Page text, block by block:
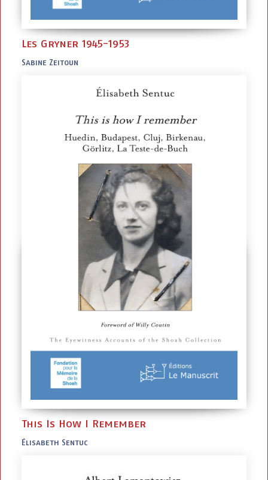
Les Gryner 1945-1953
Sabine Zeitoun
This Is How I Remember
Élisabeth Sentuc